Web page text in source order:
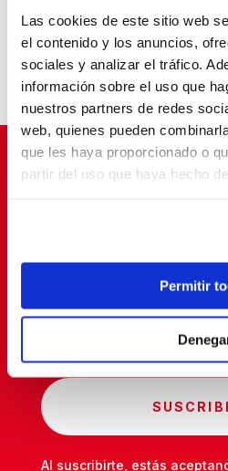
Las cookies de este sitio web
el contenido y los anuncios,
sociales y analizar el tráfico.
información sobre el uso que
nuestros partners de redes
web, quienes pueden
que les haya proporcionado o
partir del uso que haya hecho
Permitir
Balia, reconocida como
Un aula que cambia vidas
Al suscribirte, estás